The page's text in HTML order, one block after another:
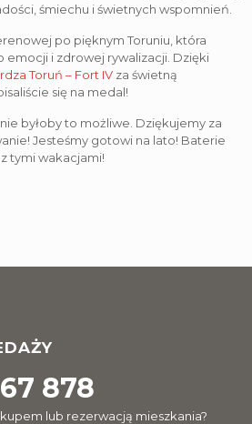
śmiechu i świetnych wspomnień.
po pięknym Toruniu, która
emocji i zdrowej rywalizacji. Dzięki
Toruń – Fort IV za świetną
się na medal!
byłoby to możliwe. Dziękujemy za
Jesteśmy gotowi na lato! Baterie
tymi wakacjami!
878
lub rezerwacją mieszkania?